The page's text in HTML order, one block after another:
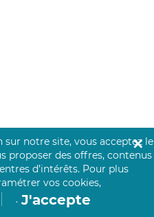
notre site, vous acceptez le
proposer des offres, contenus
d’intérêts. Pour plus
vos cookies,
. J'accepte
✕